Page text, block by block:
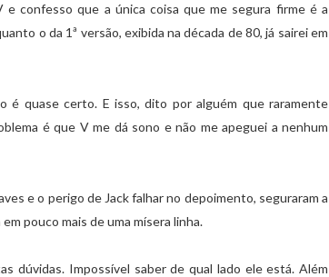
confesso que a única coisa que me segura firme é a
o da 1ª versão, exibida na década de 80, já sairei em
é quase certo. E isso, dito por alguém que raramente
é que V me dá sono e não me apeguei a nenhum
e o perigo de Jack falhar no depoimento, seguraram a
pouco mais de uma mísera linha.
dúvidas. Impossível saber de qual lado ele está. Além